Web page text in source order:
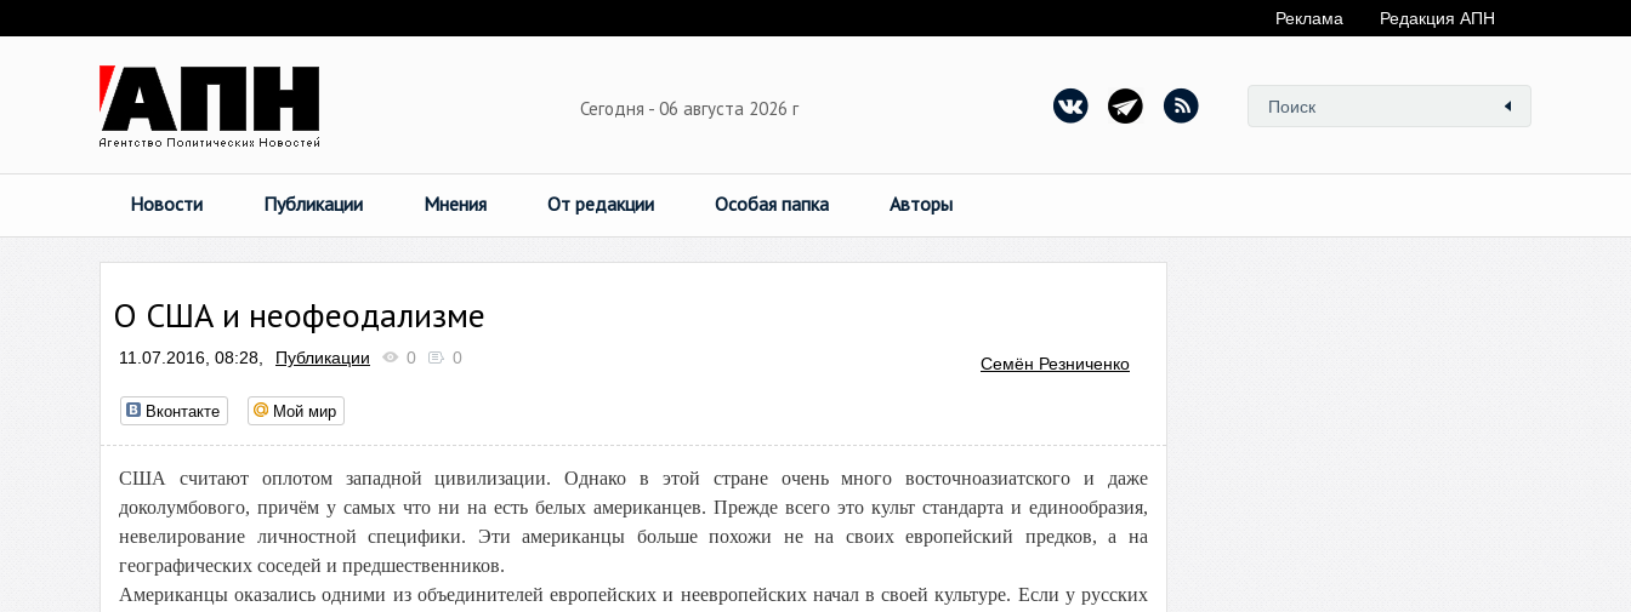
Реклама Редакция АПН
Сегодня - 06 августа 2026 г
Новости Публикации Мнения От редакции Особая папка Авторы
О США и неофеодализме
11.07.2016, 08:28, Публикации 0 0 Семён Резниченко
Вконтакте Мой мир
США считают оплотом западной цивилизации. Однако в этой стране очень много восточноазиатского и даже
доколумбового, причём у самых что ни на есть белых американцев. Прежде всего это культ стандарта и единообразия,
невелирование личностной специфики. Эти американцы больше похожи не на своих европейский предков, а на
географических соседей и предшественников.
Американцы оказались одними из объединителей европейских и неевропейских начал в своей культуре. Если у русских